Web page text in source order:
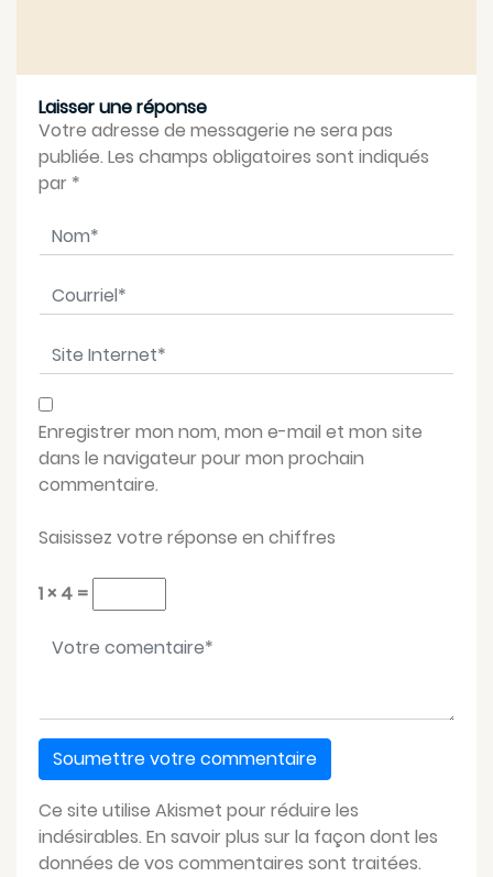
Laisser une réponse
Votre adresse de messagerie ne sera pas
publiée. Les champs obligatoires sont indiqués
par *
Nom*
Courriel*
Site Internet*
Enregistrer mon nom, mon e-mail et mon site
dans le navigateur pour mon prochain
commentaire.
Saisissez votre réponse en chiffres
1 × 4 =
Votre message*
Ce site utilise Akismet pour réduire les
indésirables. En savoir plus sur la façon dont les
données de vos commentaires sont traitées.